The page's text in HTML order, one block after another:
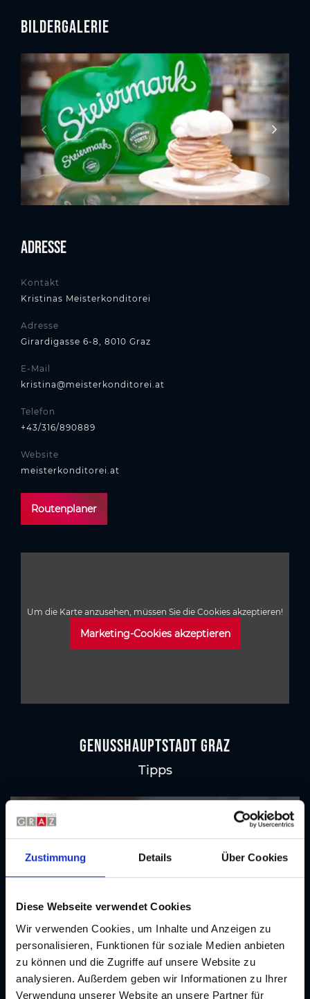
Zustimmung Details Über Cookies
Diese Webseite verwendet Cookies
Wir verwenden Cookies, um Inhalte und Anzeigen zu
personalisieren, Funktionen für soziale Medien anbieten
zu können und die Zugriffe auf unsere Website zu
analysieren. Außerdem geben wir Informationen zu Ihrer
Verwendung unserer Website an unsere Partner für
Bildergalerie
Adresse
Kontakt
Kristinas Meisterkonditorei
Adresse
Girardigasse 6-8, 8010 Graz
E-Mail
kristina@meisterkonditorei.at
Telefon
+43/316/890889
Website
meisterkonditorei.at
Routenplaner
Um die Karte anzusehen, müssen Sie die Cookies akzeptieren!
Marketing-Cookies akzeptieren
GenussHauptstadt Graz
Tipps
Kulinarische Rundgänge
Kulinarik